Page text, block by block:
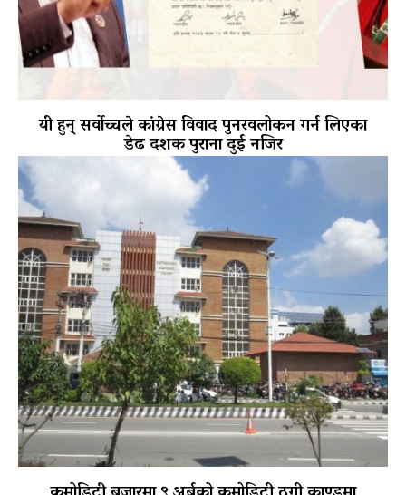
यी हुन् सर्वोच्चले कांग्रेस विवाद पुनरवलोकन गर्न लिएका
डेढ दशक पुराना दुई नजिर